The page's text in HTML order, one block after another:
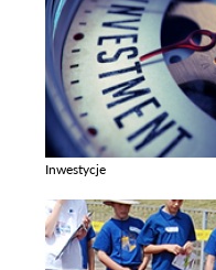
Inwestycje